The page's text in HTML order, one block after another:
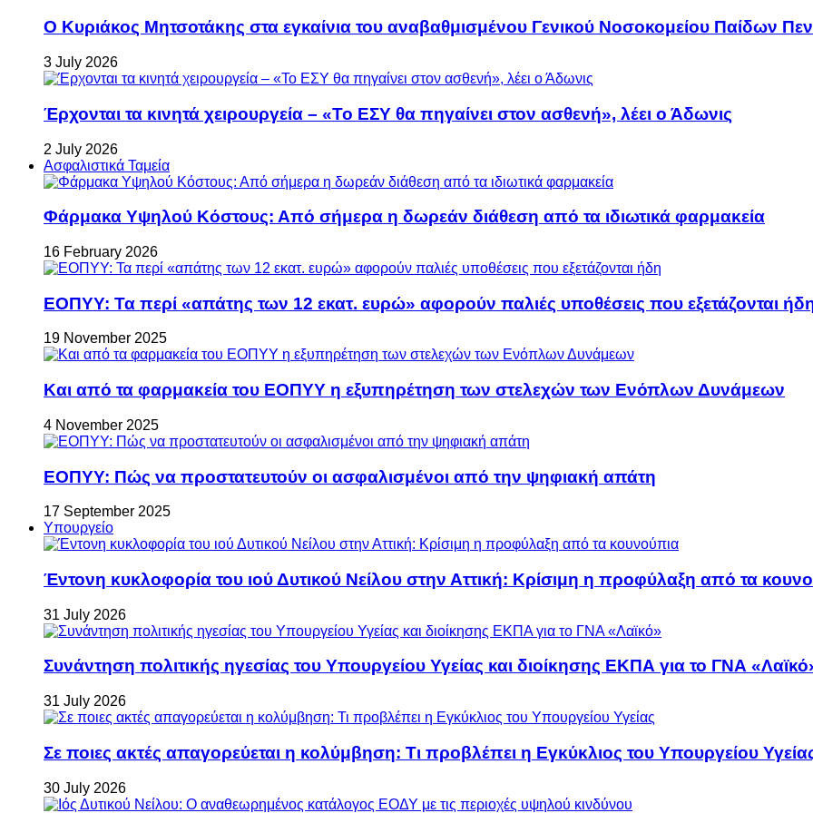
Ο Κυριάκος Μητσοτάκης στα εγκαίνια του αναβαθμισμένου Γενικού Νοσοκομείου Παίδων
3 July 2026
Έρχονται τα κινητά χειρουργεία – «Το ΕΣΥ θα πηγαίνει στον ασθενή», λέει ο Άδωνις
2 July 2026
Ασφαλιστικά Ταμεία
Φάρμακα Υψηλού Κόστους: Από σήμερα η δωρεάν διάθεση από τα ιδιωτικά φαρμακεία
16 February 2026
ΕΟΠΥΥ: Τα περί «απάτης των 12 εκατ. ευρώ» αφορούν παλιές υποθέσεις που εξετάζονται
19 November 2025
Και από τα φαρμακεία του ΕΟΠΥΥ η εξυπηρέτηση των στελεχών των Ενόπλων Δυνάμεων
4 November 2025
ΕΟΠΥΥ: Πώς να προστατευτούν οι ασφαλισμένοι από την ψηφιακή απάτη
17 September 2025
Υπουργείο
Έντονη κυκλοφορία του ιού Δυτικού Νείλου στην Αττική: Κρίσιμη η προφύλαξη από τα
31 July 2026
Συνάντηση πολιτικής ηγεσίας του Υπουργείου Υγείας και διοίκησης ΕΚΠΑ για το ΓΝΑ
31 July 2026
Σε ποιες ακτές απαγορεύεται η κολύμβηση: Τι προβλέπει η Εγκύκλιος του Υπουργείου
30 July 2026